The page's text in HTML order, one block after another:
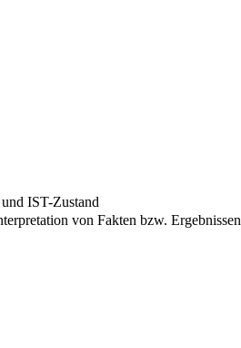
IST-Zustand
von Fakten bzw. Ergebnissen